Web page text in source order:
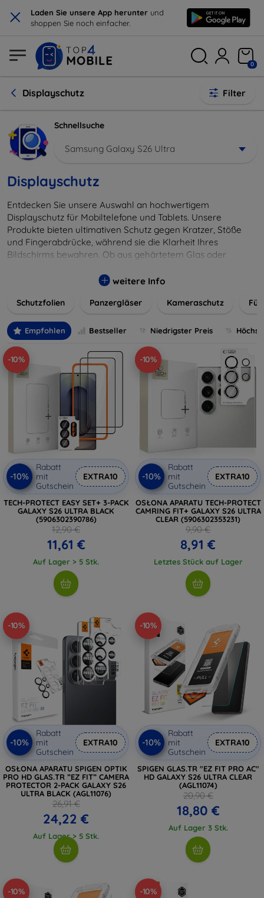
× Laden Sie unsere App herunter und
shoppen Sie noch einfacher.
0
Displayschutz Filter
Schnellsuche
Samsung Galaxy S26 Ultra
Displayschutz
Entdecken Sie unsere Auswahl an hochwertigem
Displayschutz für Mobiltelefone und Tablets. Unsere
Produkte bieten ultimativen Schutz gegen Kratzer, Stöße
und Fingerabdrücke, während sie die Klarheit Ihres
Bildschirms bewahren. Ob aus gehärtetem Glas oder
installieren und passgenau für jedes Gerät, um eine
wertvolles Gerät mit unseren langlebigen und zuverlässigen
digitales Erlebnis.
weitere Info
Schutzfolien Panzergläser Kameraschutz
Empfohlen Bestseller Niedrigster Preis
-10%
-10%
Rabatt
mit
Gutschein
EXTRA10
TECH-PROTECT EASY SET+ 3-PACK
GALAXY S26 ULTRA BLACK
(5906302390786)
12,90 €
11,61 €
Auf Lager > 5 Stk.
-10%
-10%
Rabatt
mit
Gutschein
EXTRA10
OSŁONA APARATU TECH-PROTECT
CAMRING FIT+ GALAXY S26 ULTRA
CLEAR (5906302353231)
9,90 €
8,91 €
Letztes Stück auf Lager
-10%
-10%
Rabatt
mit
Gutschein
EXTRA10
OSŁONA APARATU SPIGEN OPTIK
PRO HD GLAS.TR ”EZ FIT” CAMERA
PROTECTOR 2-PACK GALAXY S26
ULTRA BLACK (AGL11076)
26,91 €
24,22 €
Auf Lager > 5 Stk.
-10%
-10%
Rabatt
mit
Gutschein
EXTRA10
SPIGEN GLAS.TR "EZ FIT PRO AC"
HD GALAXY S26 ULTRA CLEAR
(AGL11074)
20,90 €
18,80 €
Auf Lager 3 Stk.
-10% -10%